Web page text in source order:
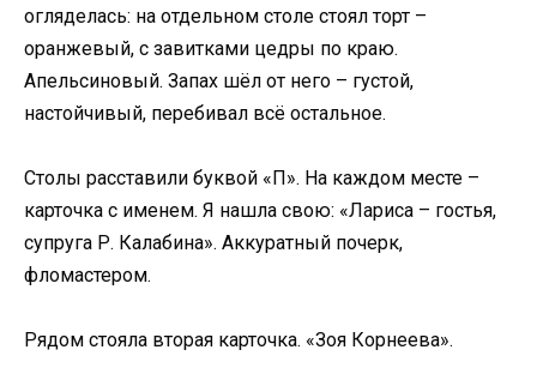
огляделась: на отдельном столе стоял торт –
оранжевый, с завитками цедры по краю.
Апельсиновый. Запах шёл от него – густой,
настойчивый, перебивал всё остальное.
Столы расставили буквой «П». На каждом месте –
карточка с именем. Я нашла свою: «Лариса – гостья,
супруга Р. Калабина». Аккуратный почерк,
фломастером.
Рядом стояла вторая карточка. «Зоя Корнеева».